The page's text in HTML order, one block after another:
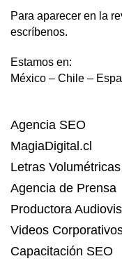
Para aparecer en la
escríbenos.
Estamos en:
México – Chile –
Agencia SEO
MagiaDigital.cl
Letras Volumétricas
Agencia de Prensa
Productora
Videos
Capacitación SEO